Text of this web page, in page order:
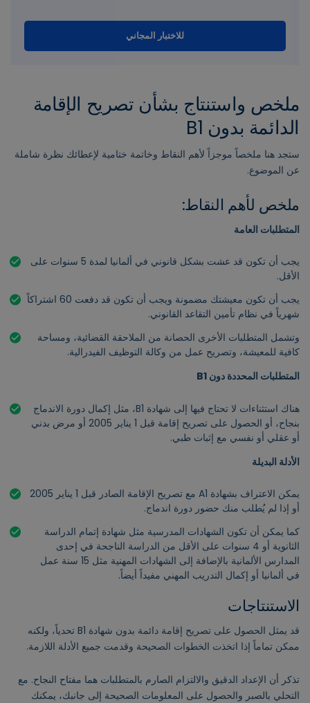
للاختبار المجاني
ملخص واستنتاج بشأن تصريح الإقامة
الدائمة بدون B1
ستجد هنا ملخصاً موجزاً لأهم النقاط وخاتمة ختامية لإعطائك نظرة شاملة
عن الموضوع.
ملخص لأهم النقاط:
المتطلبات العامة
يجب أن تكون قد عشت بشكل قانوني في ألمانيا لمدة 5 سنوات على
الأقل.
يجب أن تكون معيشتك مضمونة ويجب أن تكون قد دفعت 60 اشتراكاً
شهرياً في نظام تأمين التقاعد القانوني.
وتشمل المتطلبات الأخرى الحصانة من الملاحقة القضائية، ومساحة
كافية للمعيشة، وتصريح عمل من وكالة التوظيف الفيدرالية.
المتطلبات المحددة دون B1
هناك استثناءات لا تحتاج فيها إلى شهادة B1، مثل إكمال دورة الاندماج
بنجاح، أو الحصول على تصريح إقامة قبل 1 يناير 2005 أو مرض بدني
أو عقلي أو نفسي مع إثبات طبي.
الأدلة البديلة
يمكن الاعتراف بشهادة A1 مع تصريح الإقامة الصادر قبل 1 يناير 2005
أو إذا لم يُطلب منك حضور دورة اندماج.
كما يمكن أن تكون الشهادات المدرسية مثل شهادة إتمام الدراسة
الثانوية أو 4 سنوات على الأقل من الدراسة الناجحة في إحدى
المدارس الألمانية بالإضافة إلى الشهادات المهنية مثل 15 سنة عمل
في ألمانيا أو إكمال التدريب المهني مفيداً أيضاً.
الاستنتاجات
قد يمثل الحصول على تصريح إقامة دائمة بدون شهادة B1 تحدياً، ولكنه
ممكن تماماً إذا اتخذت الخطوات الصحيحة وقدمت جميع الأدلة اللازمة.
تذكر أن الإعداد الدقيق والالتزام الصارم بالمتطلبات هما مفتاح النجاح. مع
التحلي بالصبر والحصول على المعلومات الصحيحة إلى جانبك، يمكنك